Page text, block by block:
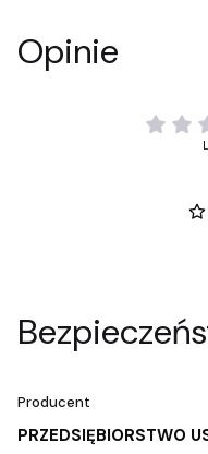
Opinie
Producent
PRZEDSIĘBIORSTWO